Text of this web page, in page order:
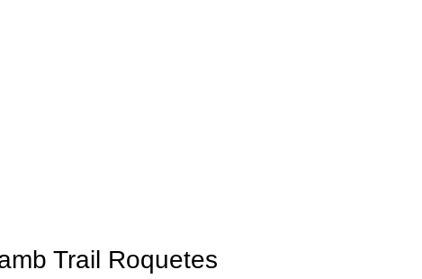
Trail Roquetes